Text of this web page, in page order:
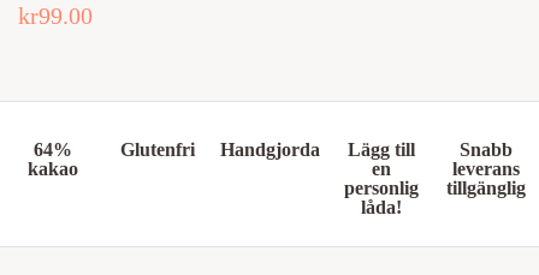
kr99.00
64%
kakao
Glutenfri Handgjorda
Lägg till
en
personlig
låda!
Snabb
leverans
tillgänglig